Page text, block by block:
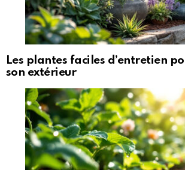
Les plantes faciles d’entretien
son extérieur